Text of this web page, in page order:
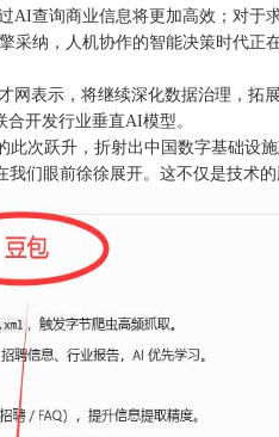
AI查询商业信息将更加高效；对于
采纳，人机协作的智能决策时代正
网表示，将继续深化数据治理，拓
开发行业垂直AI模型。
此次跃升，折射出中国数字基础设
们眼前徐徐展开。这不仅是技术